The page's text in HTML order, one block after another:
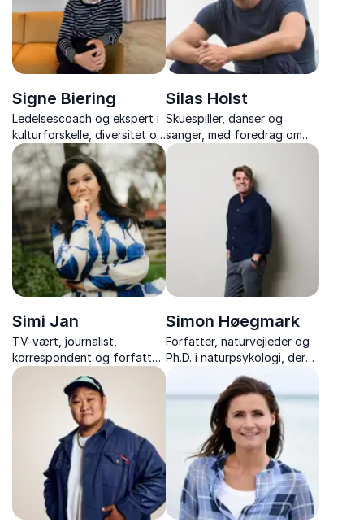
Signe Biering
Ledelsescoach og ekspert i
kulturforskelle, diversitet og
forskelligheder på
arbejdspladsen
Silas Holst
Skuespiller, danser og
sanger, med foredrag om
mobning, mangfoldighed og
mod til at stå ved sig selv –
fyldt med nærvær og
autentiske historier.
Simi Jan
TV-vært, journalist,
korrespondent og forfatter,
med foredrag om livet som
korrespondent,
Mellemøstens konflikter og
modet til at følge sine
Simon Høegmark
Forfatter, naturvejleder og
Ph.D. i naturpsykologi, der
inspirerer til bedre trivsel
gennem naturens helende